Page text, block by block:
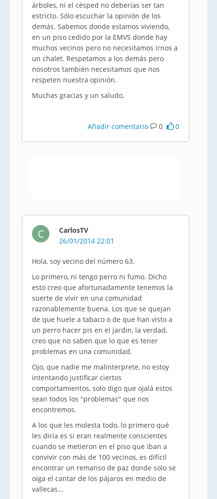
árboles, ni el césped no deberías ser tan
estricto. Sólo escuchar la opinión de los
demás. Sabemos donde estamos viviendo,
en un piso cedido por la EMVS donde hay
muchos vecinos pero no necesitamos irnos a
un chalet. Respetamos a los demás pero
nosotros también necesitamos que nos
respeten nuestra opinión.
Muchas gracias y un saludo.
Añadir comentario 0 0
C
CarlosTV
26/01/2014 22:01
Hola, soy vecino del número 63.
Lo primero, ni tengo perro ni fumo. Dicho
esto creo que afortunadamente tenemos la
suerte de vivir en una comunidad
razonablemente buena. Los que se quejan
de que huele a tabaco o de que han visto a
un perro hacer pis en el jardin, la verdad,
creo que no saben que lo que es tener
problemas en una comunidad.
Ojo, que nadie me malinterprete, no estoy
intentando justificar ciertos
comportamientos, solo digo que ojalá estos
sean todos los "problemas" que nos
encontremos.
A los que les molesta todo, lo primero qué
les diría es si eran realmente conscientes
cuando se metieron en el piso que iban a
convivir con más de 100 vecinos, es difícil
encontrar un remanso de paz donde solo se
oiga el cantar de los pájaros en medio de
vallecas...